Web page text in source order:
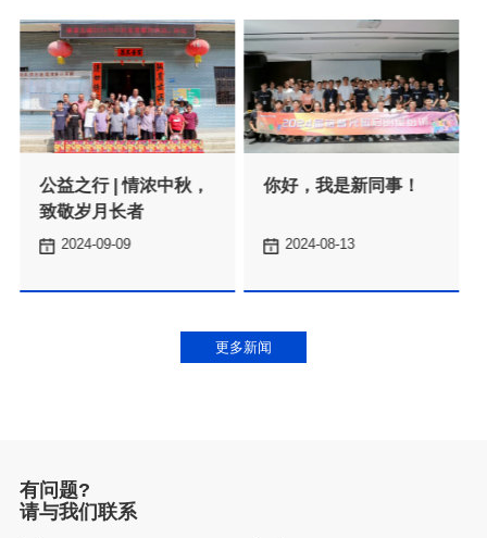
致敬岁月长者
2024-09-09
你好，我是新同事！
2024-08-13
更多新闻
有问题?
请与我们联系